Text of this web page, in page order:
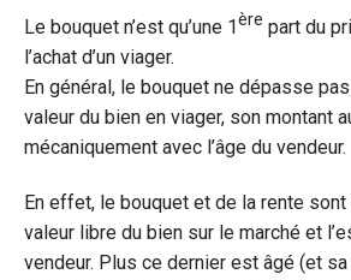
Le bouquet n’est qu’une 1ère part du
l’achat d’un viager.
En général, le bouquet ne dépasse
valeur du bien en viager, son montant
mécaniquement avec l’âge du vendeur.
En effet, le bouquet et de la rente
valeur libre du bien sur le marché et
vendeur. Plus ce dernier est âgé (et